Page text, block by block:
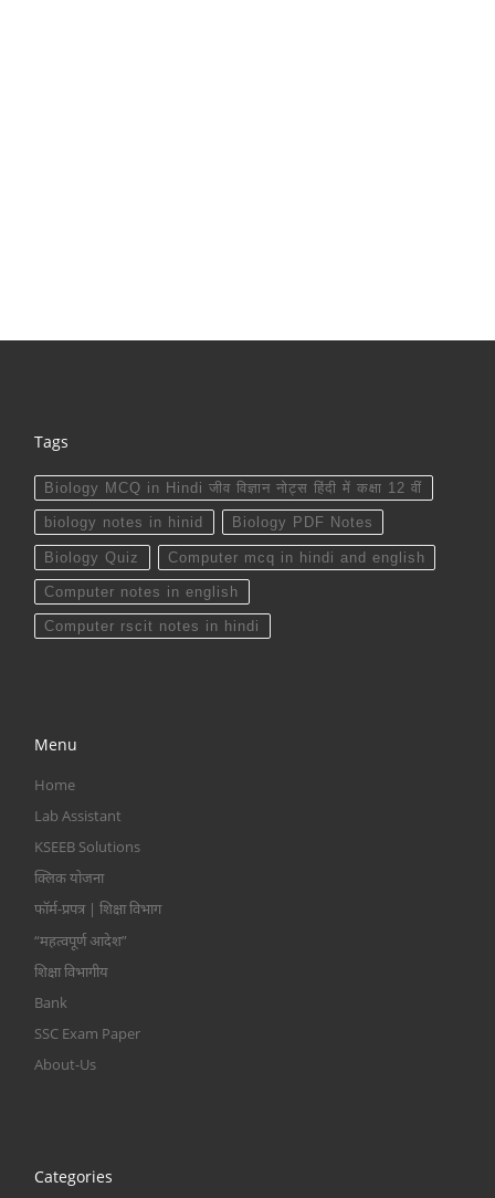
Tags
Biology MCQ in Hindi जीव विज्ञान नोट्स हिंदी में कक्षा 12 वीं
biology notes in hinid Biology PDF Notes
Biology Quiz Computer mcq in hindi and english
Computer notes in english
Computer rscit notes in hindi
Menu
Home
Lab Assistant
KSEEB Solutions
क्लिक योजना
फॉर्म-प्रपत्र | शिक्षा विभाग
“महत्वपूर्ण आदेश”
शिक्षा विभागीय
Bank
SSC Exam Paper
About-Us
Categories